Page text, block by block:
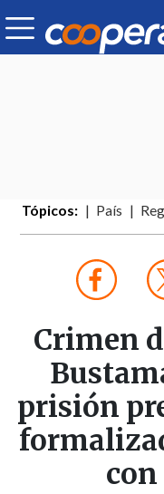
Tópicos: País
Crimen
prisión